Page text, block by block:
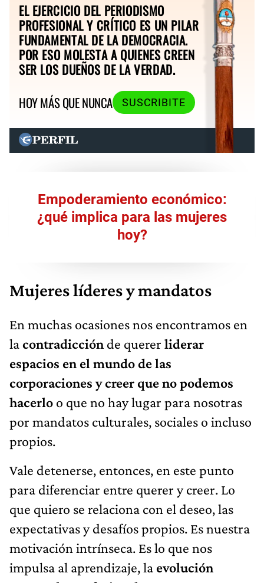
EL EJERCICIO DEL PERIODISMO
PROFESIONAL Y CRÍTICO ES UN PILAR
FUNDAMENTAL DE LA DEMOCRACIA.
POR ESO MOLESTA A QUIENES CREEN
SER LOS DUEÑOS DE LA VERDAD.
HOY MÁS QUE NUNCA
SUSCRIBITE
Empoderamiento económico:
¿qué implica para las mujeres
hoy?
Mujeres líderes y mandatos
En muchas ocasiones nos encontramos en
lacontradicción de querer liderar
espacios en el mundo de las
corporaciones y creer que no podemos
hacerlo o que no hay lugar para nosotras
por mandatos culturales, sociales o incluso
propios.
Vale detenerse, entonces, en este punto
para diferenciar entre querer y creer. Lo
que quiero se relaciona con el deseo, las
expectativas y desafíos propios. Es nuestra
motivación intrínseca. Es lo que nos
impulsa al aprendizaje, la evolución